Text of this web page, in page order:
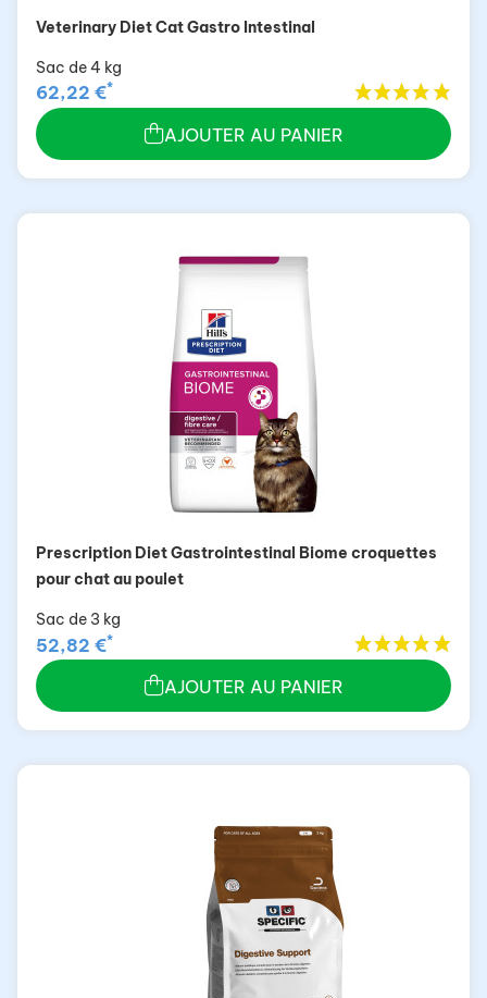
Veterinary Diet Cat Gastro Intestinal
Sac de 4 kg
62,22 €*
AJOUTER AU PANIER
Prescription Diet Gastrointestinal Biome croquettes
pour chat au poulet
Sac de 3 kg
52,82 €*
AJOUTER AU PANIER